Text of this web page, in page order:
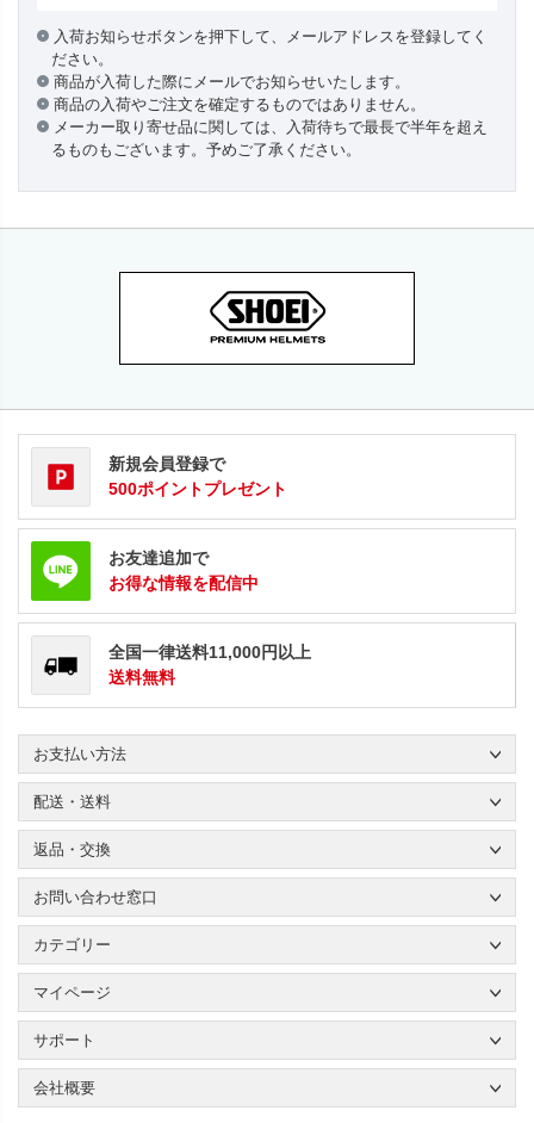
入荷お知らせボタンを押下して、メールアドレスを登録してく
ださい。
商品が入荷した際にメールでお知らせいたします。
商品の入荷やご注文を確定するものではありません。
メーカー取り寄せ品に関しては、入荷待ちで最長で半年を超え
るものもございます。予めご了承ください。
新規会員登録で
500ポイントプレゼント
お友達追加で
お得な情報を配信中
全国一律送料11,000円以上
送料無料
お支払い方法
配送・送料
返品・交換
お問い合わせ窓口
カテゴリー
マイページ
サポート
会社概要